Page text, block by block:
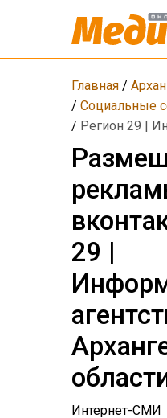
Главная/
/ Социальные
/ Регион 29 |
29 |
Интернет-СМИ